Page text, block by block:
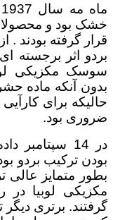
خشک بود و
قرار گرفته بودند
بردو اثر برجسته
سوسک مکزیکی
بدون آنکه ماده
حالیکه برای
ضروری بود.
در 14
بودن ترکیب بردو
بطور متمایز عالی
مکزیکی لوبیا در
گرفتند. برتری